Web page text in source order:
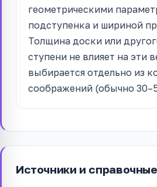
геометрическими
подступенка и шириной
Толщина доски или
ступени не влияет на эти
выбирается отдельно из
соображений (обычно
Источники и